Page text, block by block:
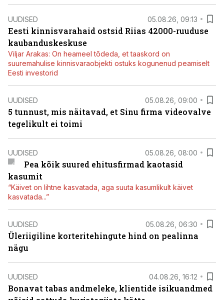
UUDISED 05.08.26, 09:13
Eesti kinnisvarahaid ostsid Riias 42000-ruuduse
kaubanduskeskuse
Viljar Arakas: On heameel tõdeda, et taaskord on
suuremahulise kinnisvaraobjekti ostuks kogunenud peamiselt
Eesti investorid
UUDISED 05.08.26, 09:00
5 tunnust, mis näitavad, et Sinu firma videovalve
tegelikult ei toimi
UUDISED 05.08.26, 08:00
Pea kõik suured ehitusfirmad kaotasid
kasumit
“Käivet on lihtne kasvatada, aga suuta kasumlikult käivet
kasvatada...”
UUDISED 05.08.26, 06:30
Üleriigiline korteritehingute hind on pealinna
nägu
UUDISED 04.08.26, 16:12
Bonavat tabas andmeleke, klientide isikuandmed